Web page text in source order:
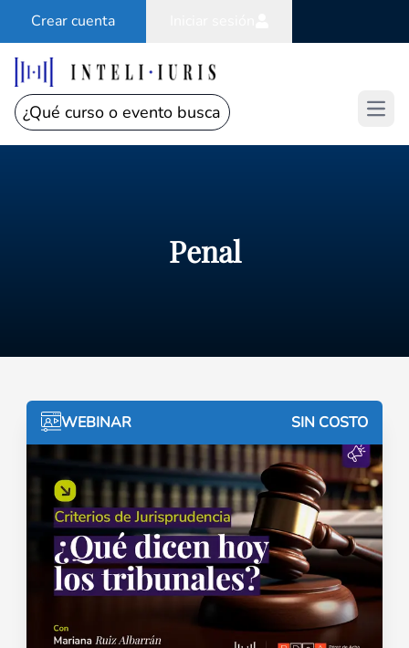
Crear cuenta
Penal
WEBINAR SIN COSTO